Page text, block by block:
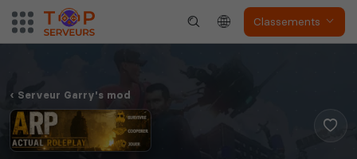
Classements
Serveur Garry's mod